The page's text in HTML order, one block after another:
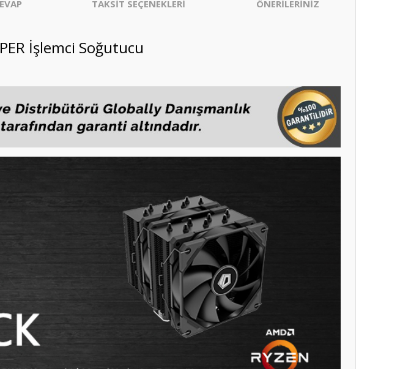
TAKSİT SEÇENEKLERİ ÖNERİLERİNİZ
İşlemci Soğutucu